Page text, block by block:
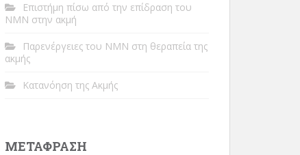
Επιστήμη πίσω από την επίδραση του
NMN στην ακμή
Παρενέργειες του NMN στη θεραπεία της
ακμής
Κατανόηση της Ακμής
ΜΕΤΆΦΡΑΣΗ